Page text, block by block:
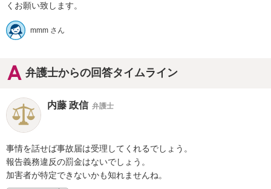
くお願い致します。
mmm さん
弁護士からの回答タイムライン
内藤 政信 弁護士
事情を話せば事故届は受理してくれるでしょう。
報告義務違反の罰金はないでしょう。
加害者が特定できないかも知れませんね。